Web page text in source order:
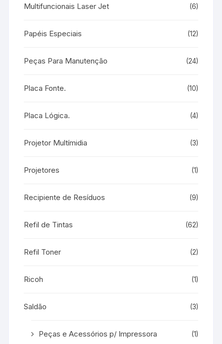
Multifuncionais Laser Jet (6)
Papéis Especiais (12)
Peças Para Manutenção (24)
Placa Fonte. (10)
Placa Lógica. (4)
Projetor Multímidia (3)
Projetores (1)
Recipiente de Resíduos (9)
Refil de Tintas (62)
Refil Toner (2)
Ricoh (1)
Saldão (3)
Peças e Acessórios p/ Impressora (1)